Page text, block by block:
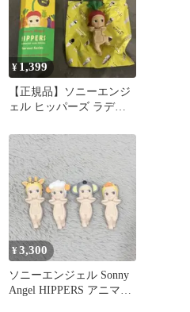
¥1,399
【正規品】ソニーエンジ
ェル ヒッパーズ ラディ
¥3,300
ソニーエンジェル Sonny
Angel HIPPERS アニマ